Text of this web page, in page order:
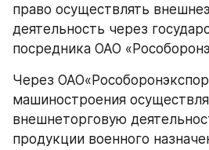
право осуществлять
деятельность через
посредника ОАО
Через
машиностроения
внешнеторговую
продукции военного